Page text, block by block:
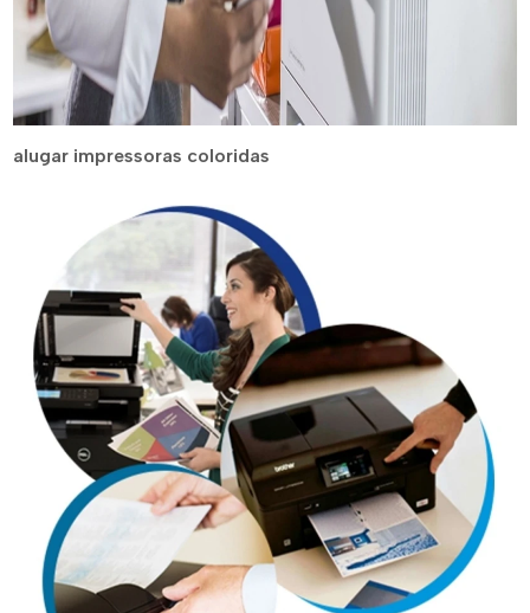
alugar impressoras coloridas